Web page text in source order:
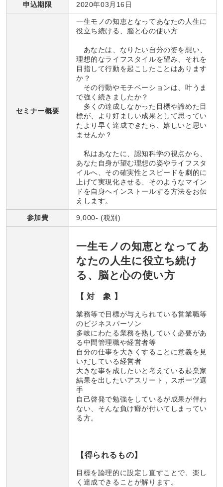
申込期限 2020年03月16日
セミナー概要
一生モノの知恵となってあなたの人生に
役立ち続ける、脳と心の使い方
あなたは、なりたい自分の姿を想い、
理想的なライフスタイルを望み、それを
目指して行動を起こしたことはあります
か？
その行動やモチベーションは、叶うま
で強く続きましたか？
多くの達成しなかった目標や諦めた目
標が、より好ましい成果として思ってい
たより早く達成できたら、嬉しいと思い
ませんか？
私はあなたに、認知科学の視点から、
あなた自身が望む理想の姿やライフスタ
イルへ、その確実性とスピードを劇的に
上げて実現化させる、そのようなマイン
ドを自身へインストールする方法をお伝
えします。
参加費 9,000- (税別)
一生モノの知恵となってあ
なたの人生に役立ち続け
る、脳と心の使い方
【 対 象 】
業務等で目標が与えられている営業職等
のビジネスパーソン
多岐にわたる業務を熟していく必要があ
る中間管理職や経営者等
自分の仕事を大きくすることに意義を見
いだしている経営者
大きな事を成したいと考えている起業家
結果を出したいアスリート，スポーツ選
手
自己啓発で勉強をしているが成果が伴わ
ない、そんな負け癖が付いてしまってい
る方。
【得られるもの】
目標を論理的に設定し直すことで、楽し
く達成できることが解ります。